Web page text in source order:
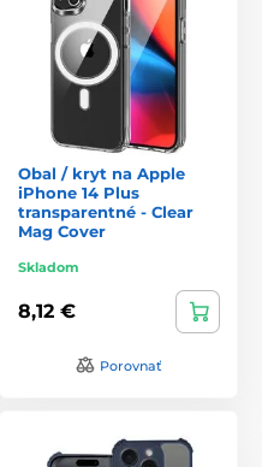
Obal / kryt na Apple
iPhone 14 Plus
transparentné - Clear
Mag Cover
Skladom
8,12 €
Porovnať